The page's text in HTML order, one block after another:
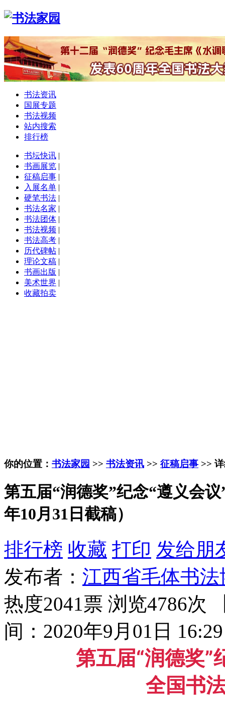
书法资讯
国展专题
书法视频
站内搜索
排行榜
书坛快讯 |
书画展览 |
征稿启事 |
入展名单 |
硬笔书法 |
书法名家 |
书法团体 |
书法视频 |
书法高考 |
历代碑帖 |
理论文稿 |
书画出版 |
美术世界 |
收藏拍卖
你的位置： 书法家园 >> 书法资讯 >> 征稿启事 >>
第五届“润德奖”纪念“遵义会
年10月31日截稿）
排行榜 收藏 打印 发给朋
发布者： 江西省毛体书法
热度2041票 浏览4786次
间：2020年9月01日 16:29
第五届“润德奖”
全国书